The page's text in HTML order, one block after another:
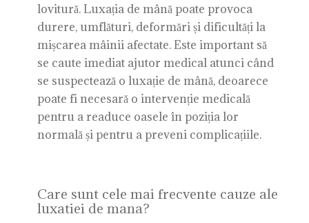
lovitură. Luxația de mână poate provoca
durere, umflături, deformări și dificultăți la
mișcarea mâinii afectate. Este important să
se caute imediat ajutor medical atunci când
se suspectează o luxație de mână, deoarece
poate fi necesară o intervenție medicală
pentru a readuce oasele în poziția lor
normală și pentru a preveni complicațiile.
Care sunt cele mai frecvente cauze ale
luxatiei de mana?